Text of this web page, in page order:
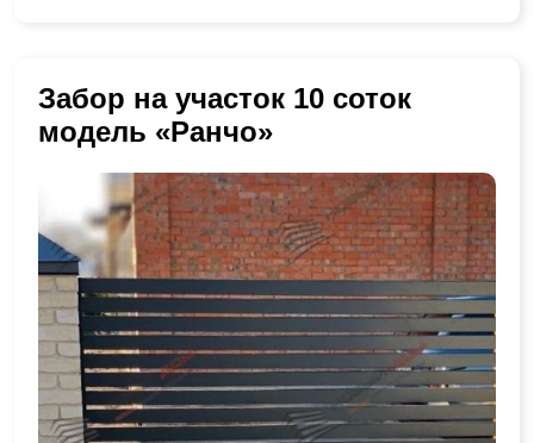
Забор на участок 10 соток
модель «Ранчо»